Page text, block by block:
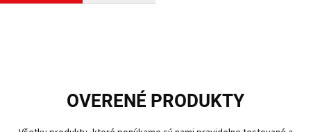
OVERENÉ PRODUKTY